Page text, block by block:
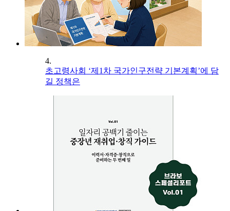
4.
초고령사회 ‘제1차 국가인구전략 기본계획’에 담
길 정책은